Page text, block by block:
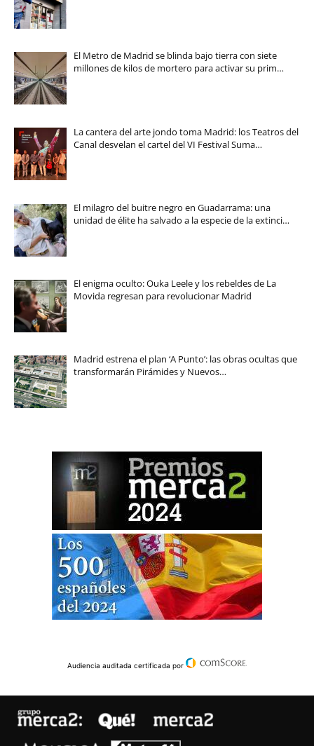
El Metro de Madrid se blinda bajo tierra con siete
millones de kilos de mortero para activar su prim…
La cantera del arte jondo toma Madrid: los Teatros del
Canal desvelan el cartel del VI Festival Suma…
El milagro del buitre negro en Guadarrama: una
unidad de élite ha salvado a la especie de la extinci…
El enigma oculto: Ouka Leele y los rebeldes de La
Movida regresan para revolucionar Madrid
Madrid estrena el plan ‘A Punto’: las obras ocultas que
transformarán Pirámides y Nuevos…
Audiencia auditada certificada por